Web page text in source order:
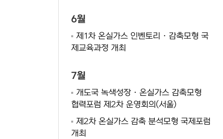
6월
제1차 온실가스 인벤토리 · 감축모형 국
제교육과정 개최
7월
개도국 녹색성장 · 온실가스 감축모형
협력포럼 제2차 운영회의(서울)
제2차 온실가스 감축 분석모형 국제포럼
개최